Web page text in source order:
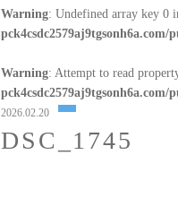
Warning: Undefined array key 0
Warning: Attempt to read
2026.02.20
DSC_1745